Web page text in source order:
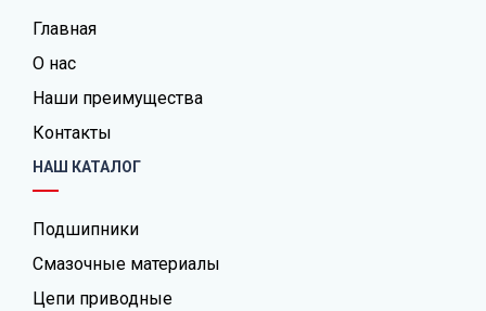
Главная
О нас
Наши преимущества
Контакты
НАШ КАТАЛОГ
Подшипники
Смазочные материалы
Цепи приводные